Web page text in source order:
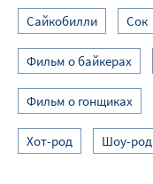
Сайкобилли Сок
Фильм о байкерах
Фильм о гонщиках
Хот-род Шоу-род